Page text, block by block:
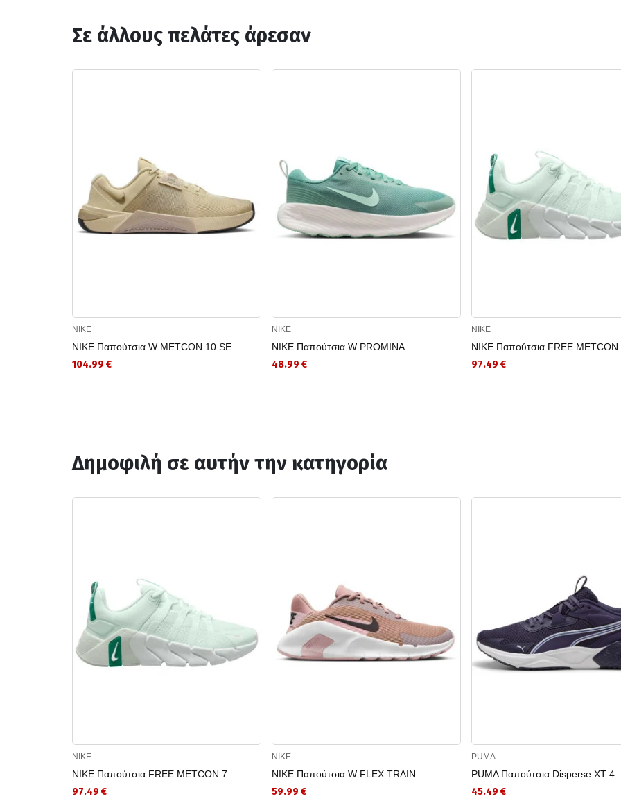
Σε άλλους πελάτες άρεσαν
NIKE
NIKE Παπούτσια W METCON 10 SE
104.99 €
NIKE
NIKE Παπούτσια W PROMINA
48.99 €
NIKE
NIKE Παπούτσια FREE METCON
97.49 €
Δημοφιλή σε αυτήν την κατηγορία
NIKE
NIKE Παπούτσια FREE METCON 7
97.49 €
NIKE
NIKE Παπούτσια W FLEX TRAIN
59.99 €
PUMA
PUMA Παπούτσια Disperse XT 4
45.49 €